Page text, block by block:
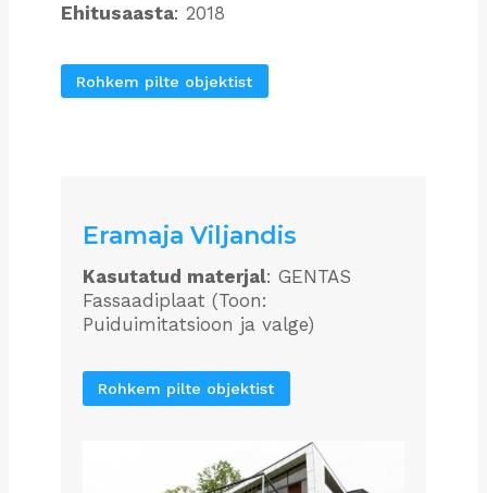
Ehitusaasta: 2018
Rohkem pilte objektist
Eramaja Viljandis
Kasutatud materjal: GENTAS
Fassaadiplaat (Toon:
Puiduimitatsioon ja valge)
Rohkem pilte objektist